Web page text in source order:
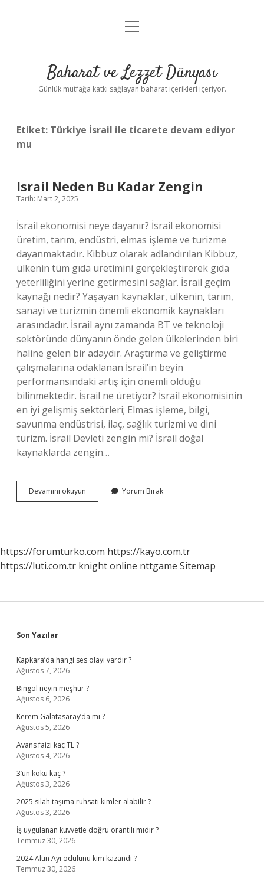
Anasayfa
Yasal Uyarı
menüyü
Baharat ve Lezzet Dünyası
Günlük mutfağa katkı sağlayan baharat içerikleri içeriyor.
Etiket: Türkiye İsrail ile ticarete devam ediyor
mu
Israil Neden Bu Kadar Zengin
Tarih: Mart 2, 2025
İsrail ekonomisi neye dayanır? İsrail ekonomisi
üretim, tarım, endüstri, elmas işleme ve turizme
dayanmaktadır. Kibbuz olarak adlandırılan Kibbuz,
ülkenin tüm gıda üretimini gerçekleştirerek gıda
yeterliliğini yerine getirmesini sağlar. İsrail geçim
kaynağı nedir? Yaşayan kaynaklar, ülkenin, tarım,
sanayi ve turizmin önemli ekonomik kaynakları
arasındadır. İsrail aynı zamanda BT ve teknoloji
sektöründe dünyanın önde gelen ülkelerinden biri
haline gelen bir adaydır. Araştırma ve geliştirme
çalışmalarına odaklanan İsrail’in beyin
performansındaki artış için önemli olduğu
bilinmektedir. İsrail ne üretiyor? İsrail ekonomisinin
en iyi gelişmiş sektörleri; Elmas işleme, bilgi,
savunma endüstrisi, ilaç, sağlık turizmi ve dini
turizm. İsrail Devleti zengin mi? İsrail doğal
kaynaklarda zengin…
Devamını okuyun
Neden
Yorum Bırak
https://forumturko.com https://kayo.com.tr
https://luti.com.tr knight online nttgame Sitemap
Sidebar
Son Yazılar
Kapkara’da hangi ses olayı vardır ?
Ağustos 7, 2026
Bingöl neyin meşhur ?
Ağustos 6, 2026
Kerem Galatasaray’da mı ?
Ağustos 5, 2026
Avans faizi kaç TL ?
Ağustos 4, 2026
3’ün kökü kaç ?
Ağustos 3, 2026
2025 silah taşıma ruhsatı kimler alabilir ?
Ağustos 3, 2026
İş uygulanan kuvvetle doğru orantılı mıdır ?
Temmuz 30, 2026
2024 Altın Ayı ödülünü kim kazandı ?
Temmuz 30, 2026